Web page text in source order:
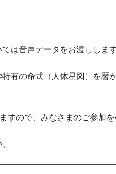
音声データをお渡しします
有の命式（人体星図）を暦
ので、みなさまのご参加を